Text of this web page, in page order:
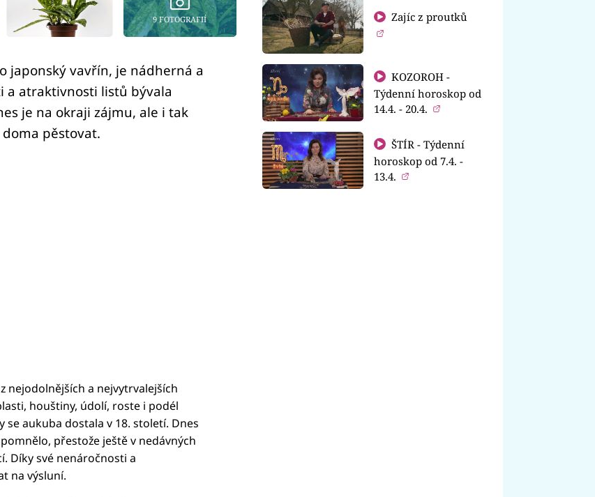
9 FOTOGRAFIÍ
japonský vavřín, je nádherná a
a atraktivnosti listů bývala
je na okraji zájmu, ale i tak
pěstovat.
nejodolnějších a nejvytrvalejších
houštiny, údolí, roste i podél
se aukuba dostala v 18. století. Dnes
přestože ještě v nedávných
Díky své nenáročnosti a
na výsluní.
Zajíc z proutků
KOZOROH -
Týdenní horoskop od
14.4. - 20.4.
ŠTÍR - Týdenní
horoskop od 7.4. -
13.4.